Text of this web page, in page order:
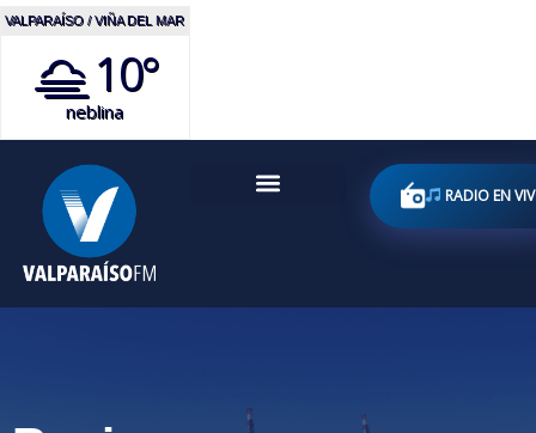
VALPARAÍSO / VIÑA DEL MAR
10°
neblina
RADIO EN